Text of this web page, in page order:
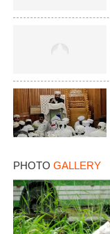
PHOTO GALLERY